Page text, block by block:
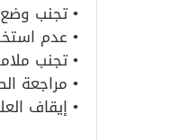
• تجنب وضع
• عدم
• تجنب
• مراجعة
• إيقاف